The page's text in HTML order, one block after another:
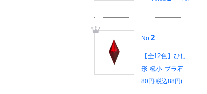
No.2
【全12色】ひし
形 極小 プラ石
80円(税込88円)